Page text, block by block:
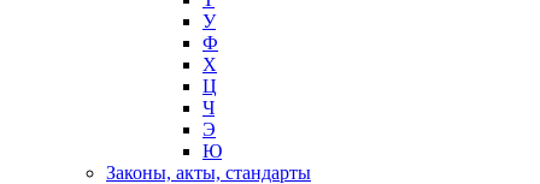
У
Ф
Х
Ц
Ч
Э
Ю
Законы, акты, стандарты